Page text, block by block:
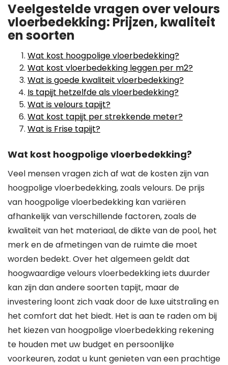
Veelgestelde vragen over velours
vloerbedekking: Prijzen, kwaliteit
en soorten
Wat kost hoogpolige vloerbedekking?
Wat kost vloerbedekking leggen per m2?
Wat is goede kwaliteit vloerbedekking?
Is tapijt hetzelfde als vloerbedekking?
Wat is velours tapijt?
Wat kost tapijt per strekkende meter?
Wat is Frise tapijt?
Wat kost hoogpolige vloerbedekking?
Veel mensen vragen zich af wat de kosten zijn van
hoogpolige vloerbedekking, zoals velours. De prijs
van hoogpolige vloerbedekking kan variëren
afhankelijk van verschillende factoren, zoals de
kwaliteit van het materiaal, de dikte van de pool, het
merk en de afmetingen van de ruimte die moet
worden bedekt. Over het algemeen geldt dat
hoogwaardige velours vloerbedekking iets duurder
kan zijn dan andere soorten tapijt, maar de
investering loont zich vaak door de luxe uitstraling en
het comfort dat het biedt. Het is aan te raden om bij
het kiezen van hoogpolige vloerbedekking rekening
te houden met uw budget en persoonlijke
voorkeuren, zodat u kunt genieten van een prachtige